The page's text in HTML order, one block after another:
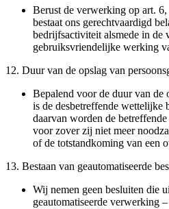
Berust de verwerking op art.
bestaat ons gerechtvaardigd
bedrijfsactiviteit alsmede in de
gebruiksvriendelijke werking
12. Duur van de opslag van
Bepalend voor de duur van de
is de desbetreffende wettelijke
daarvan worden de
voor zover zij niet meer
of de totstandkoming van een
13. Bestaan van geautomatiseerde
Wij nemen geen besluiten die
geautomatiseerde verwerking